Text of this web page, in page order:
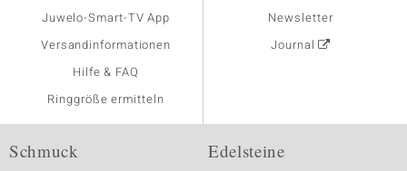
Juwelo-Smart-TV App
Versandinformationen
Hilfe & FAQ
Ringgröße ermitteln
Newsletter
Journal
Schmuck Edelsteine